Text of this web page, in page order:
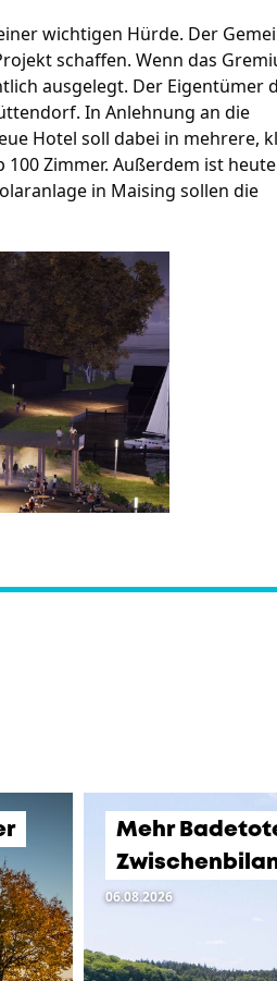
wichtigen Hürde. Der
schaffen. Wenn das
ausgelegt. Der Eigentümer
In Anlehnung an die
Hotel soll dabei in mehrere,
Zimmer. Außerdem ist heute
in Maising sollen die
Mehr
06.08.2026